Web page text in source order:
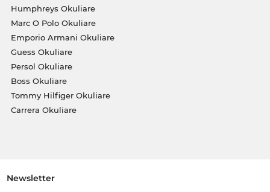
Humphreys Okuliare
Marc O Polo Okuliare
Emporio Armani Okuliare
Guess Okuliare
Persol Okuliare
Boss Okuliare
Tommy Hilfiger Okuliare
Carrera Okuliare
Newsletter